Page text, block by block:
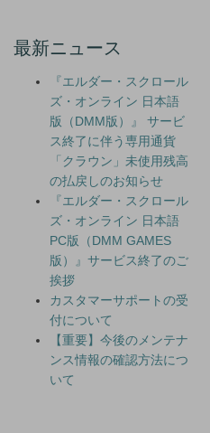
最新ニュース
『エルダー・スクロール
ズ・オンライン 日本語
版（DMM版）』 サービ
ス終了に伴う専用通貨
「クラウン」未使用残高
の払戻しのお知らせ
『エルダー・スクロール
ズ・オンライン 日本語
PC版（DMM GAMES
版）』サービス終了のご
挨拶
カスタマーサポートの受
付について
【重要】今後のメンテナ
ンス情報の確認方法につ
いて